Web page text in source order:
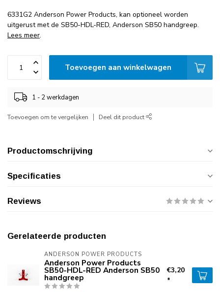
6331G2 Anderson Power Products, kan optioneel worden
uitgerust met de SB50-HDL-RED, Anderson SB50 handgreep.
Lees meer.
Toevoegen aan winkelwagen
1 - 2 werkdagen
Toevoegen om te vergelijken Deel dit product
Productomschrijving
Specificaties
Reviews
Gerelateerde producten
ANDERSON POWER PRODUCTS
Anderson Power Products
SB50-HDL-RED Anderson SB50
handgreep
€3,20
*